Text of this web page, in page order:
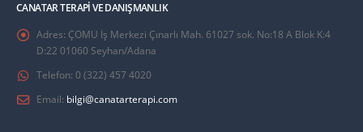
CANATAR TERAPI VE DANIŞMANLIK
Adres: ÇOMU İş Merkezi Çınarlı Mah. 61027 sok. No:18 A Blok K:4
D:22 01060 Seyhan/Adana
Telefon: 0 (322) 457 4020
Email: bilgi@canatarterapi.com